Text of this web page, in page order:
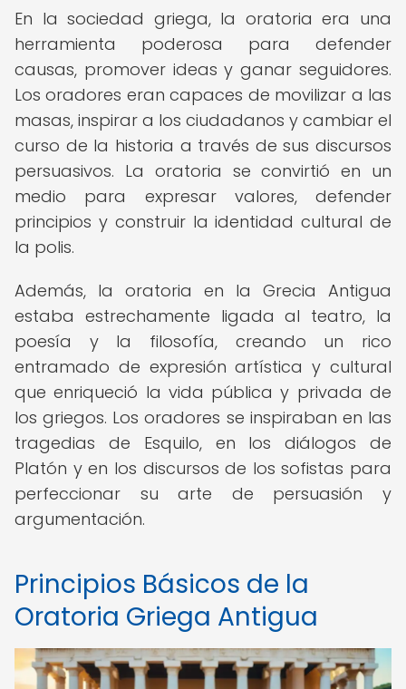
En la sociedad griega, la oratoria era una
herramienta poderosa para defender
causas, promover ideas y ganar seguidores.
Los oradores eran capaces de movilizar a las
masas, inspirar a los ciudadanos y cambiar el
curso de la historia a través de sus discursos
persuasivos. La oratoria se convirtió en un
medio para expresar valores, defender
principios y construir la identidad cultural de
la polis.
Además, la oratoria en la Grecia Antigua
estaba estrechamente ligada al teatro, la
poesía y la filosofía, creando un rico
entramado de expresión artística y cultural
que enriqueció la vida pública y privada de
los griegos. Los oradores se inspiraban en las
tragedias de Esquilo, en los diálogos de
Platón y en los discursos de los sofistas para
perfeccionar su arte de persuasión y
argumentación.
Principios Básicos de la
Oratoria Griega Antigua